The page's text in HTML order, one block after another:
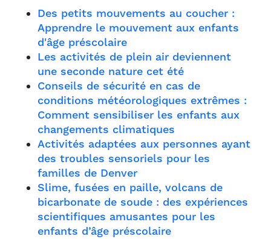
Des petits mouvements au coucher :
Apprendre le mouvement aux enfants
d'âge préscolaire
Les activités de plein air deviennent
une seconde nature cet été
Conseils de sécurité en cas de
conditions météorologiques extrêmes :
Comment sensibiliser les enfants aux
changements climatiques
Activités adaptées aux personnes ayant
des troubles sensoriels pour les
familles de Denver
Slime, fusées en paille, volcans de
bicarbonate de soude : des expériences
scientifiques amusantes pour les
enfants d’âge préscolaire